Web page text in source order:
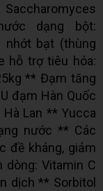
dạng bột:
nhớt bạt (thùng
hỗ trợ tiêu hóa:
** Đạm tăng
đạm Hàn Quốc
Lan ** Yucca
nước ** Các
đề kháng, giảm
Vitamin C
dịch ** Sorbitol